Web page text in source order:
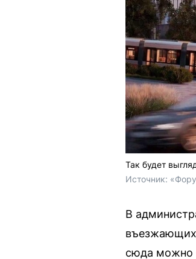
Так будет
Источник:
В
въезжающих
сюда можно